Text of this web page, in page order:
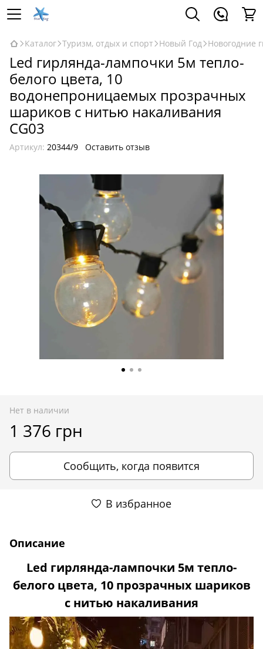
Каталог Туризм, отдых и спорт Новый Год Новогодние
Led гирлянда-лампочки 5м тепло-
белого цвета, 10
водонепроницаемых прозрачных
шариков с нитью накаливания
CG03
Артикул: 20344/9 Оставить отзыв
Нет в наличии
1 376 грн
Сообщить, когда появится
В избранное
Описание
Led гирлянда-лампочки 5м тепло-
белого цвета, 10 прозрачных шариков
с нитью накаливания